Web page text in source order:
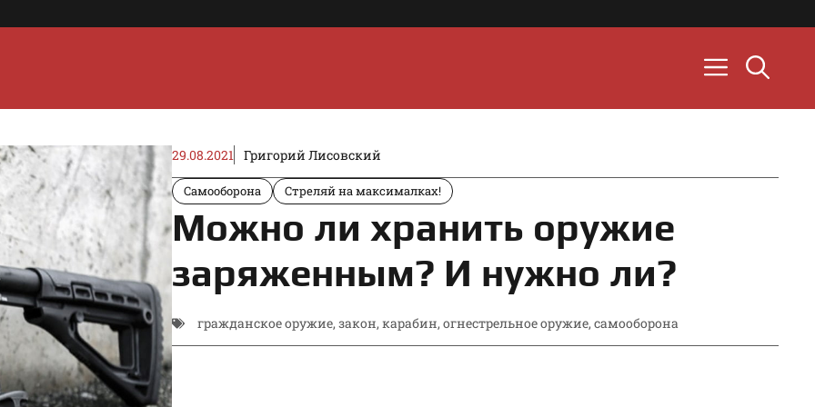
29.08.2021 Григорий Лисовский
Самооборона Стреляй на максималках!
Можно ли хранить оружие
заряженным? И нужно ли?
гражданское оружие,закон,карабин,огнестрельное оружие,самооборона